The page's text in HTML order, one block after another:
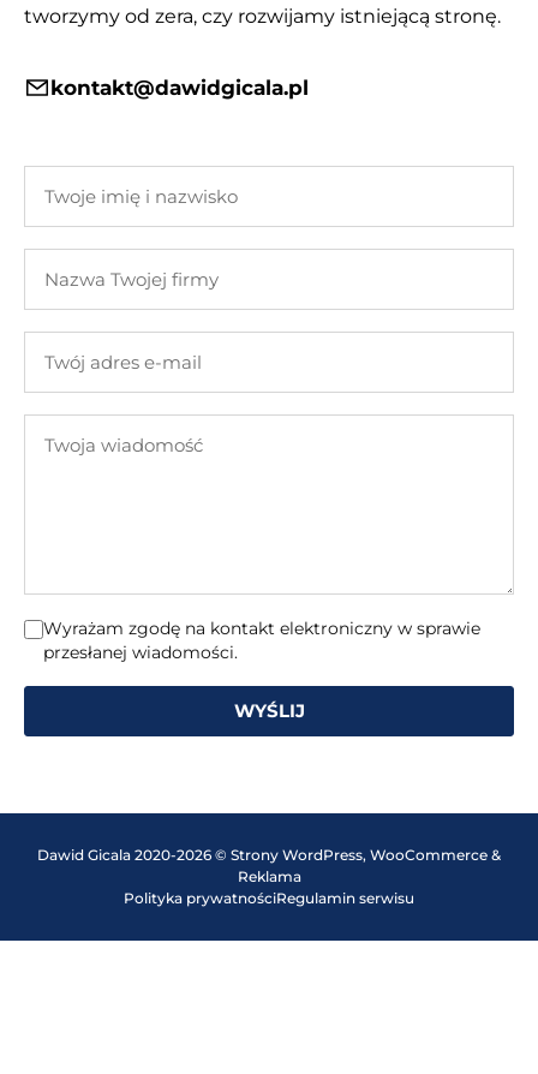
tworzymy od zera, czy rozwijamy istniejącą stronę.
kontakt@dawidgicala.pl
imię
nazwisko
Twojej
adres
mail
wiadomość
Wyrażam zgodę na kontakt elektroniczny w sprawie
przesłanej wiadomości.
WYŚLIJ
Dawid Gicala 2020-2026 © Strony WordPress, WooCommerce &
Reklama
Polityka prywatnościRegulamin serwisu